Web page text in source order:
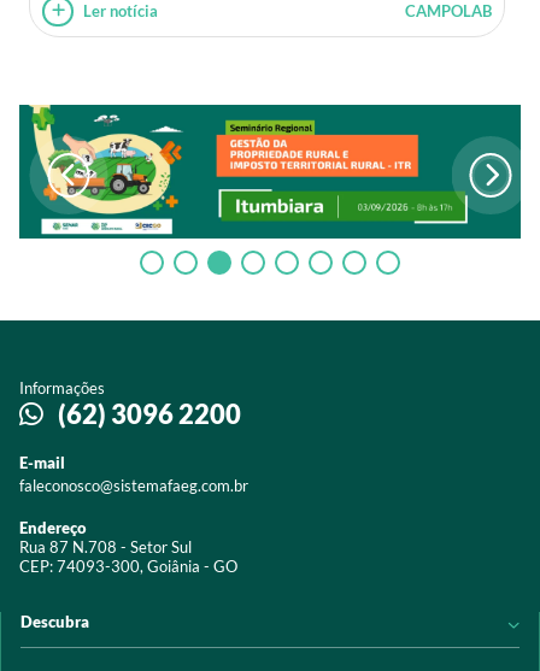
Ler notícia CAMPOLAB
Informações
(62) 3096 2200
E-mail
faleconosco@sistemafaeg.com.br
Endereço
Rua 87 N.708 - Setor Sul
CEP: 74093-300, Goiânia - GO
Descubra